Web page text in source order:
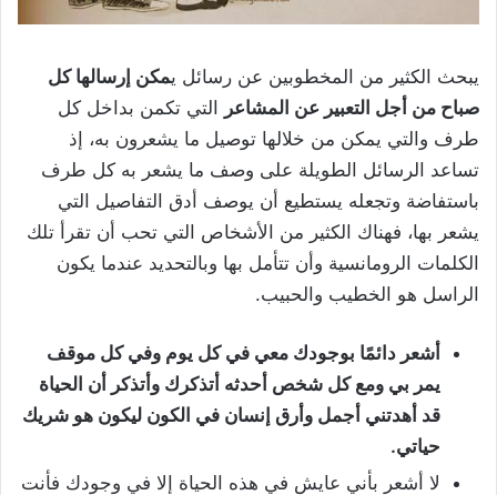
يبحث الكثير من المخطوبين عن رسائل يمكن إرسالها كل
صباح من أجل التعبير عن المشاعر التي تكمن بداخل كل
طرف والتي يمكن من خلالها توصيل ما يشعرون به، إذ
تساعد الرسائل الطويلة على وصف ما يشعر به كل طرف
باستفاضة وتجعله يستطيع أن يوصف أدق التفاصيل التي
يشعر بها، فهناك الكثير من الأشخاص التي تحب أن تقرأ تلك
الكلمات الرومانسية وأن تتأمل بها وبالتحديد عندما يكون
الراسل هو الخطيب والحبيب.
أشعر دائمًا بوجودك معي في كل يوم وفي كل موقف
يمر بي ومع كل شخص أحدثه أتذكرك وأتذكر أن الحياة
قد أهدتني أجمل وأرق إنسان في الكون ليكون هو شريك
حياتي.
لا أشعر بأني عايش في هذه الحياة إلا في وجودك فأنت